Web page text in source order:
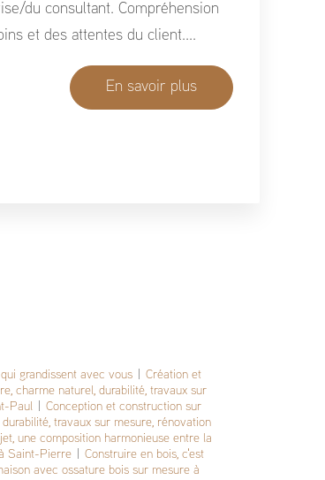
du consultant. Compréhension
et des attentes du client....
En savoir plus
grandissent avec vous| Création et
charme naturel, durabilité, travaux sur
Paul| Conception et construction sur
travaux sur mesure, rénovation
une composition harmonieuse entre la
Saint-Pierre| Construire en bois, c'est
avec ossature bois sur mesure à